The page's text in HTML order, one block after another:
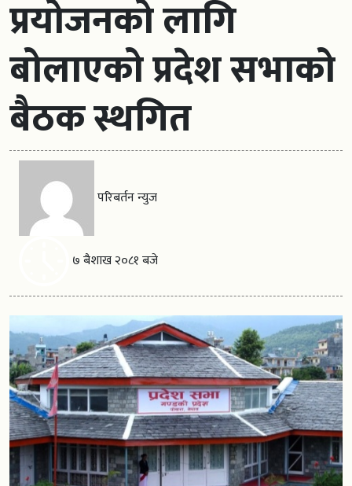
प्रयोजनको लागि
बोलाएको प्रदेश सभाको
बैठक स्थगित
परिबर्तन न्युज
७ बैशाख २०८१ बजे